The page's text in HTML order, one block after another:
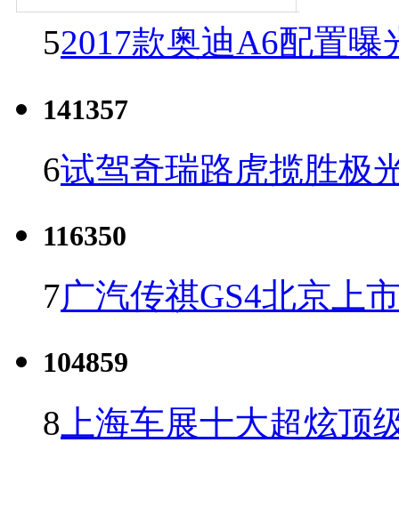
52017款奥迪A6配置曝
141357
6试驾奇瑞路虎揽胜极
116350
7广汽传祺GS4北京上
104859
8 上海车展十大超炫顶